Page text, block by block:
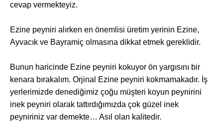
cevap vermekteyiz.
Ezine peyniri alırken en önemlisi üretim yerinin Ezine,
Ayvacık ve Bayramiç olmasına dikkat etmek gereklidir.
Bunun haricinde Ezine peyniri kokuyor ön yargısını bir
kenara bırakalım. Orjinal Ezine peyniri kokmamakadır. İş
yerlerimizde denediğimiz çoğu müşteri koyun peynirini
inek peyniri olarak tattırdığımızda çok güzel inek
peyniriniz var demekte… Asıl olan kalitedir.